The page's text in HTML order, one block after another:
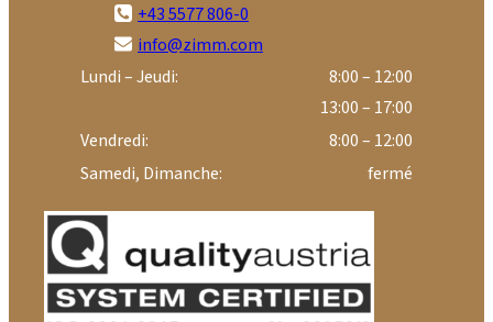
+43 5577 806-0
info@zimm.com
Lundi – Jeudi:
8:00 – 12:00
13:00 – 17:00
Vendredi:
8:00 – 12:00
Samedi, Dimanche:
fermé